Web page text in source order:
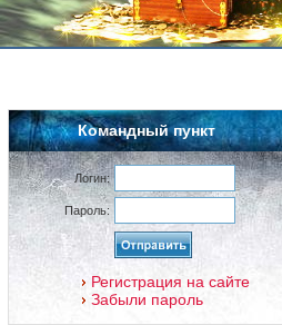
Командный пункт
Логин:
Пароль:
Регистрация на сайте
Забыли пароль